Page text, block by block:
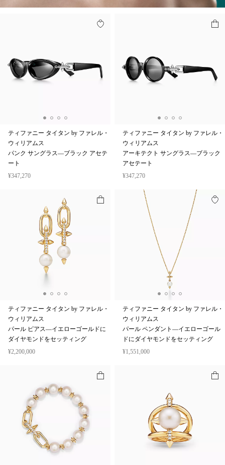
ティファニー タイタン by ファレル・
ウィリアムス
パンク サングラス—ブラック アセテ
ート
¥347,270
ティファニー タイタン by ファレル・
ウィリアムス
アーキテクト サングラス—ブラック
アセテート
¥347,270
ティファニー タイタン by ファレル・
ウィリアムス
パール ピアス—イエローゴールドに
ダイヤモンドをセッティング
¥2,200,000
ティファニー タイタン by ファレル・
ウィリアムス
パール ペンダント—イエローゴール
ドにダイヤモンドをセッティング
¥1,551,000